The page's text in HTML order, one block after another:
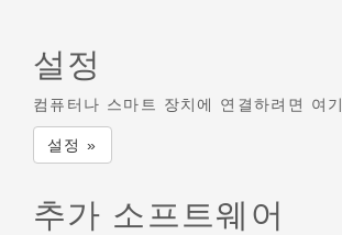
설정
컴퓨터나 스마트 장치에 연결하려면 여
설정 »
추가 소프트웨어